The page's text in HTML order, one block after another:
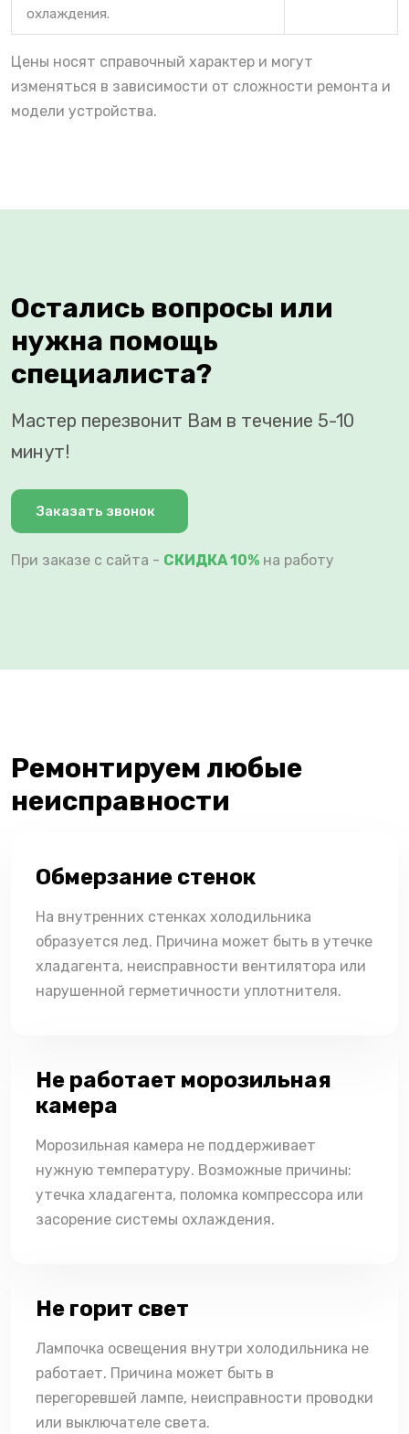
охлаждения.
Цены носят справочный характер и могут
изменяться в зависимости от сложности ремонта и
модели устройства.
Остались вопросы или
нужна помощь
специалиста?
Мастер перезвонит Вам в течение 5-10
минут!
Заказать звонок
При заказе с сайта - СКИДКА 10% на работу
Ремонтируем любые
неисправности
Обмерзание стенок
На внутренних стенках холодильника
образуется лед. Причина может быть в утечке
хладагента, неисправности вентилятора или
нарушенной герметичности уплотнителя.
Не работает морозильная
камера
Морозильная камера не поддерживает
нужную температуру. Возможные причины:
утечка хладагента, поломка компрессора или
засорение системы охлаждения.
Не горит свет
Лампочка освещения внутри холодильника не
работает. Причина может быть в
перегоревшей лампе, неисправности проводки
или выключателе света.